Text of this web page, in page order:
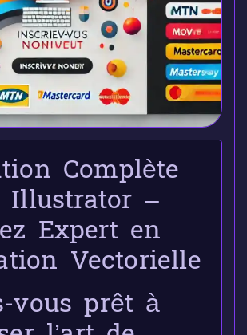
Complète
Illustrator –
Expert en
Vectorielle
vous prêt à